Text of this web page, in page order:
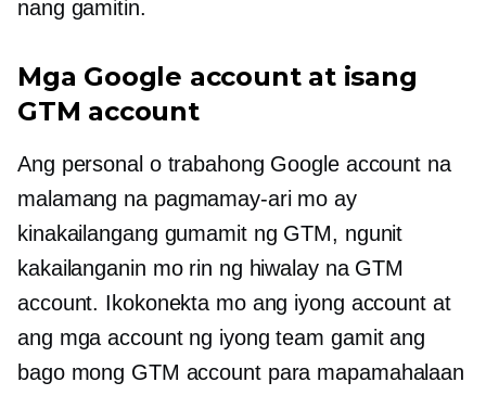
nang gamitin.
Mga Google account at isang
GTM account
Ang personal o trabahong Google account na
malamang na pagmamay-ari mo ay
kinakailangang gumamit ng GTM, ngunit
kakailanganin mo rin ng hiwalay na GTM
account. Ikokonekta mo ang iyong account at
ang mga account ng iyong team gamit ang
bago mong GTM account para mapamahalaan